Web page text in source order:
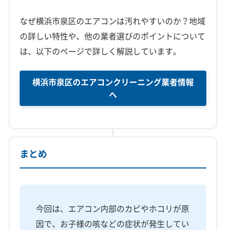
なぜ横浜市泉区のエアコンは汚れやすいのか？地域
の詳しい特性や、他の業者選びのポイントについて
は、以下のページで詳しく解説しています。
横浜市泉区のエアコンクリーニング業者情報
へ
まとめ
今回は、エアコン内部のカビやホコリが原
因で、お子様の咳などの症状が発生してい